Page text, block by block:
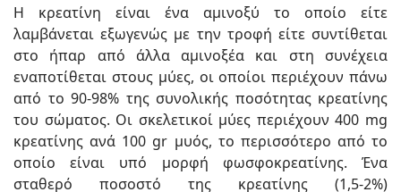
Η κρεατίνη είναι ένα αμινοξύ το οποίο είτε
λαμβάνεται εξωγενώς με την τροφή είτε συντίθεται
στο ήπαρ από άλλα αμινοξέα και στη συνέχεια
εναποτίθεται στους μύες, οι οποίοι περιέχουν πάνω
από το 90-98% της συνολικής ποσότητας κρεατίνης
του σώματος. Οι σκελετικοί μύες περιέχουν 400 mg
κρεατίνης ανά 100 gr μυός, το περισσότερο από το
οποίο είναι υπό μορφή φωσφοκρεατίνης. Ένα
σταθερό ποσοστό της κρεατίνης (1,5-2%)